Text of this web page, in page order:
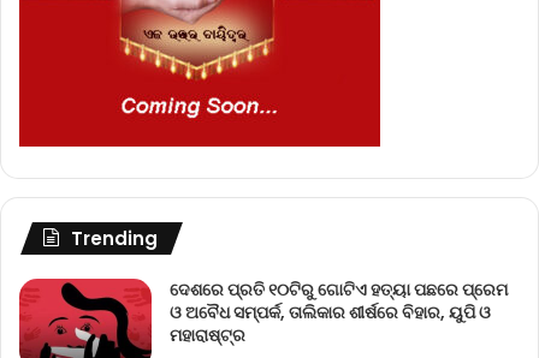
Trending
ଦେଶରେ ପ୍ରତି ୧୦ଟିରୁ ଗୋଟିଏ ହତ୍ୟା ପଛରେ ପ୍ରେମ
ଓ ଅବୈଧ ସମ୍ପର୍କ, ତାଲିକାର ଶୀର୍ଷରେ ବିହାର, ୟୁପି ଓ
ମହାରାଷ୍ଟ୍ର